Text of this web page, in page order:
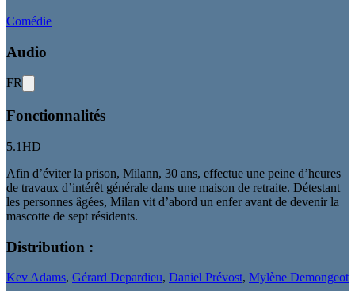
Comédie
Audio
FR
Fonctionnalités
5.1HD
Afin d’éviter la prison, Milann, 30 ans, effectue une peine d’heures
de travaux d’intérêt générale dans une maison de retraite. Détestant
les personnes âgées, Milan vit d’abord un enfer avant de devenir la
mascotte de sept résidents.
Distribution :
Kev Adams, Gérard Depardieu, Daniel Prévost, Mylène Demongeot